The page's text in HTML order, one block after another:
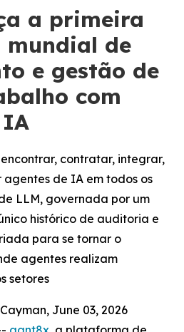
a primeira
de
e gestão de
com
IA
contratar, integrar,
de IA em todos os
LLM, governada por um
histórico de auditoria e
para se tornar o
agentes realizam
setores
June 03, 2026